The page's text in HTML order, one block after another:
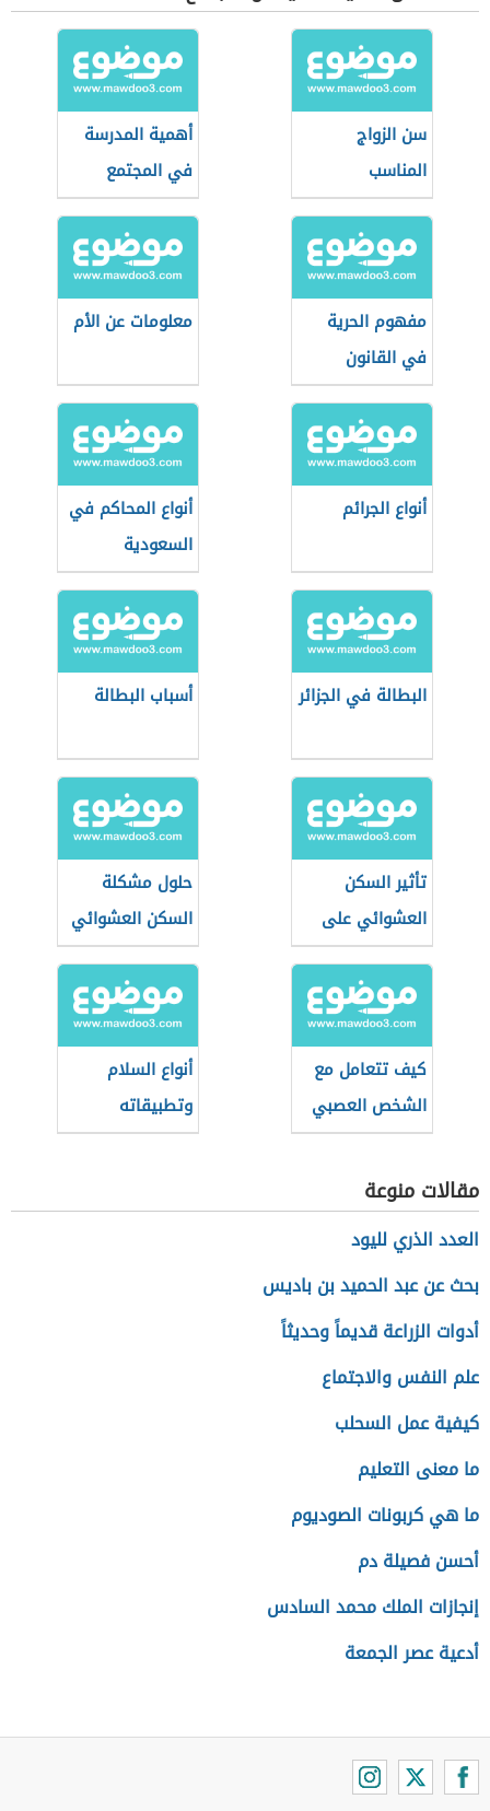
سن الزواج
المناسب
أهمية المدرسة
في المجتمع
مفهوم الحرية
في القانون
معلومات عن الأم
أنواع الجرائم
أنواع المحاكم في
السعودية
البطالة في الجزائر أسباب البطالة
تأثير السكن
العشوائي على
الأفراد
حلول مشكلة
السكن العشوائي
كيف تتعامل مع
الشخص العصبي
في رمضان؟
أنواع السلام
وتطبيقاته
العملية
مقالات منوعة
العدد الذري لليود
بحث عن عبد الحميد بن باديس
أدوات الزراعة قديماً وحديثاً
علم النفس والاجتماع
كيفية عمل السحلب
ما معنى التعليم
ما هي كربونات الصوديوم
أحسن فصيلة دم
إنجازات الملك محمد السادس
أدعية عصر الجمعة